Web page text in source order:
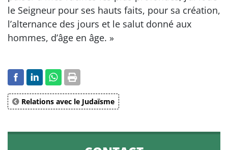
le Seigneur pour ses hauts faits, pour sa création,
l’alternance des jours et le salut donné aux
hommes, d’âge en âge. »
Relations avec le Judaïsme